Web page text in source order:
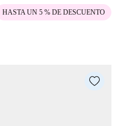
HASTA UN 5 % DE DESCUENTO